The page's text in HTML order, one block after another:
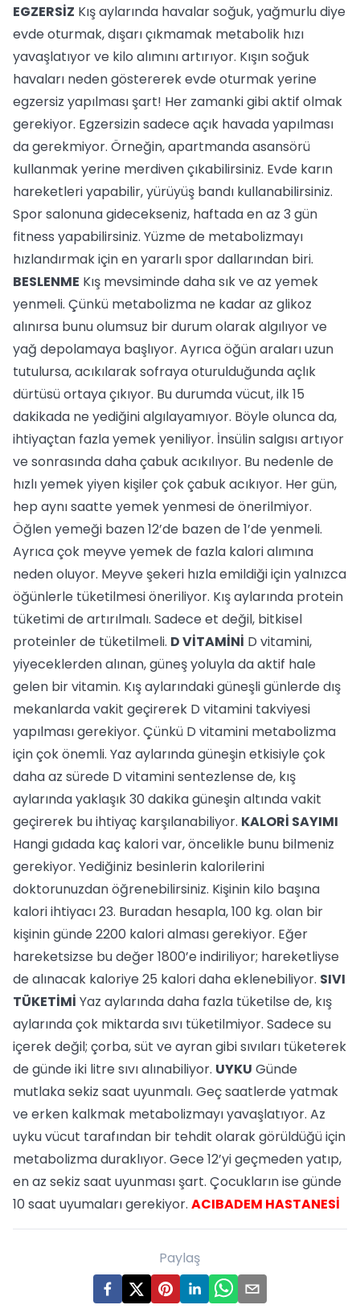
EGZERSİZ Kış aylarında havalar soğuk, yağmurlu diye
evde oturmak, dışarı çıkmamak metabolik hızı
yavaşlatıyor ve kilo alımını artırıyor. Kışın soğuk
havaları neden göstererek evde oturmak yerine
egzersiz yapılması şart! Her zamanki gibi aktif olmak
gerekiyor. Egzersizin sadece açık havada yapılması
da gerekmiyor. Örneğin, apartmanda asansörü
kullanmak yerine merdiven çıkabilirsiniz. Evde karın
hareketleri yapabilir, yürüyüş bandı kullanabilirsiniz.
Spor salonuna gidecekseniz, haftada en az 3 gün
fitness yapabilirsiniz. Yüzme de metabolizmayı
hızlandırmak için en yararlı spor dallarından biri.
BESLENME Kış mevsiminde daha sık ve az yemek
yenmeli. Çünkü metabolizma ne kadar az glikoz
alınırsa bunu olumsuz bir durum olarak algılıyor ve
yağ depolamaya başlıyor. Ayrıca öğün araları uzun
tutulursa, acıkılarak sofraya oturulduğunda açlık
dürtüsü ortaya çıkıyor. Bu durumda vücut, ilk 15
dakikada ne yediğini algılayamıyor. Böyle olunca da,
ihtiyaçtan fazla yemek yeniliyor. İnsülin salgısı artıyor
ve sonrasında daha çabuk acıkılıyor. Bu nedenle de
hızlı yemek yiyen kişiler çok çabuk acıkıyor. Her gün,
hep aynı saatte yemek yenmesi de önerilmiyor.
Öğlen yemeği bazen 12’de bazen de 1’de yenmeli.
Ayrıca çok meyve yemek de fazla kalori alımına
neden oluyor. Meyve şekeri hızla emildiği için yalnızca
öğünlerle tüketilmesi öneriliyor. Kış aylarında protein
tüketimi de artırılmalı. Sadece et değil, bitkisel
proteinler de tüketilmeli. D VİTAMİNİ D vitamini,
yiyeceklerden alınan, güneş yoluyla da aktif hale
gelen bir vitamin. Kış aylarındaki güneşli günlerde dış
mekanlarda vakit geçirerek D vitamini takviyesi
yapılması gerekiyor. Çünkü D vitamini metabolizma
için çok önemli. Yaz aylarında güneşin etkisiyle çok
daha az sürede D vitamini sentezlense de, kış
aylarında yaklaşık 30 dakika güneşin altında vakit
geçirerek bu ihtiyaç karşılanabiliyor. KALORİ SAYIMI
Hangi gıdada kaç kalori var, öncelikle bunu bilmeniz
gerekiyor. Yediğiniz besinlerin kalorilerini
doktorunuzdan öğrenebilirsiniz. Kişinin kilo başına
kalori ihtiyacı 23. Buradan hesapla, 100 kg. olan bir
kişinin günde 2200 kalori alması gerekiyor. Eğer
hareketsizse bu değer 1800’e indiriliyor; hareketliyse
de alınacak kaloriye 25 kalori daha eklenebiliyor. SIVI
TÜKETİMİ Yaz aylarında daha fazla tüketilse de, kış
aylarında çok miktarda sıvı tüketilmiyor. Sadece su
içerek değil; çorba, süt ve ayran gibi sıvıları tüketerek
de günde iki litre sıvı alınabiliyor. UYKU Günde
mutlaka sekiz saat uyunmalı. Geç saatlerde yatmak
ve erken kalkmak metabolizmayı yavaşlatıyor. Az
uyku vücut tarafından bir tehdit olarak görüldüğü için
metabolizma duraklıyor. Gece 12’yi geçmeden yatıp,
en az sekiz saat uyunması şart. Çocukların ise günde
10 saat uyumaları gerekiyor. ACIBADEM HASTANESİ
Paylaş